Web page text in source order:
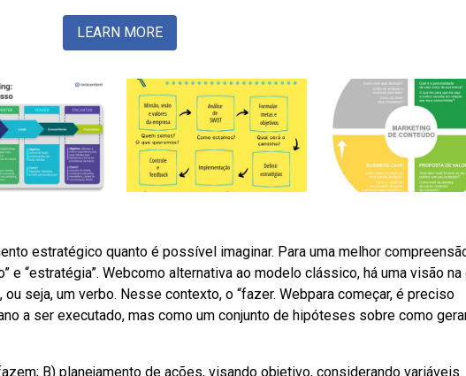
LEARN MORE
estratégico quanto é possível imaginar. Para uma melhor
e “estratégia”. Webcomo alternativa ao modelo clássico, há uma visão na
seja, um verbo. Nesse contexto, o “fazer. Webpara começar, é preciso
a ser executado, mas como um conjunto de hipóteses sobre como
B) planejamento de ações, visando objetivo, considerando variáveis